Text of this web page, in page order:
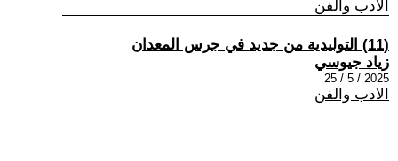
الادب والفن
(11) التوليدية من جديد في جرس المعدان
زياد جيوسي
2025 / 5 / 25
الادب والفن